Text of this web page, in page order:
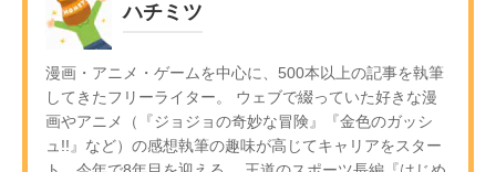
ハチミツ
漫画・アニメ・ゲームを中心に、500本以上の記事を執筆
してきたフリーライター。 ウェブで綴っていた好きな漫
画やアニメ（『ジョジョの奇妙な冒険』『金色のガッシ
ュ!!』など）の感想執筆の趣味が高じてキャリアをスター